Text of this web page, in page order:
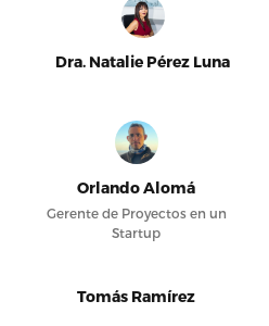
Dra. Natalie Pérez Luna
Orlando Alomá
Gerente de Proyectos en un
Startup
Tomás Ramírez